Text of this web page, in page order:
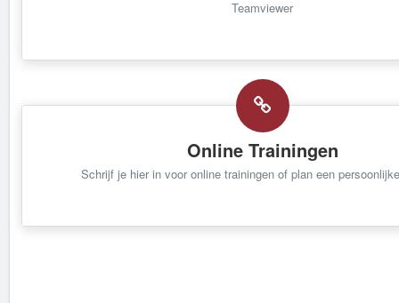
Teamviewer
Online Trainingen
Schrijf je hier in voor online trainingen of plan een